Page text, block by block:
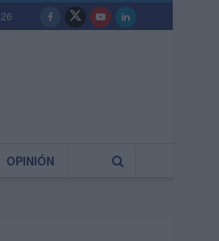
OPINIÓN